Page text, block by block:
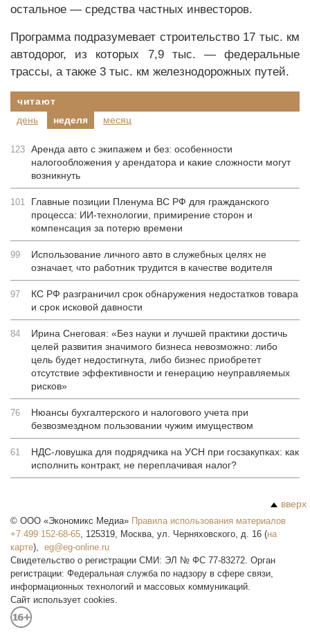
остальное — средства частных инвесторов.
Программа подразумевает строительство 17 тыс. км
автодорог, из которых 7,9 тыс. — федеральные
трассы, а также 3 тыс. км железнодорожных путей.
читают
день
неделя месяц
123 Аренда авто с экипажем и без: особенности
налогообложения у арендатора и какие сложности могут
возникнуть
101
Главные позиции Пленума ВС РФ для гражданского
процесса: ИИ-технологии, примирение сторон и
компенсация за потерю времени
99
Использование личного авто в служебных целях не
означает, что работник трудится в качестве водителя
97
КС РФ разграничил срок обнаружения недостатков товара
и срок исковой давности
84
Ирина Снеговая: «Без науки и лучшей практики достичь
целей развития значимого бизнеса невозможно: либо
цель будет недостигнута, либо бизнес приобретет
отсутствие эффективности и генерацию неуправляемых
рисков»
76
Нюансы бухгалтерского и налогового учета при
безвозмездном пользовании чужим имуществом
61
НДС-ловушка для подрядчика на УСН при госзакупках: как
исполнить контракт, не переплачивая налог?
вверх
© ООО «Экономикс Медиа» Правила использования материалов
+7 499 152-68-65, 125319, Москва, ул. Черняховского, д. 16 (на
карте),
Свидетельство о регистрации СМИ: ЭЛ № ФС 77-83272. Орган
регистрации: Федеральная служба по надзору в сфере связи,
информационных технологий и массовых коммуникаций.
Сайт использует cookies.